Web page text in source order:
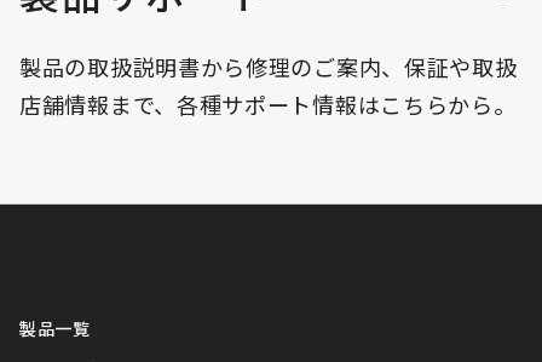
製品の取扱説明書から修理のご案内、保証や取扱
店舗情報まで、各種サポート情報はこちらから。
製品一覧